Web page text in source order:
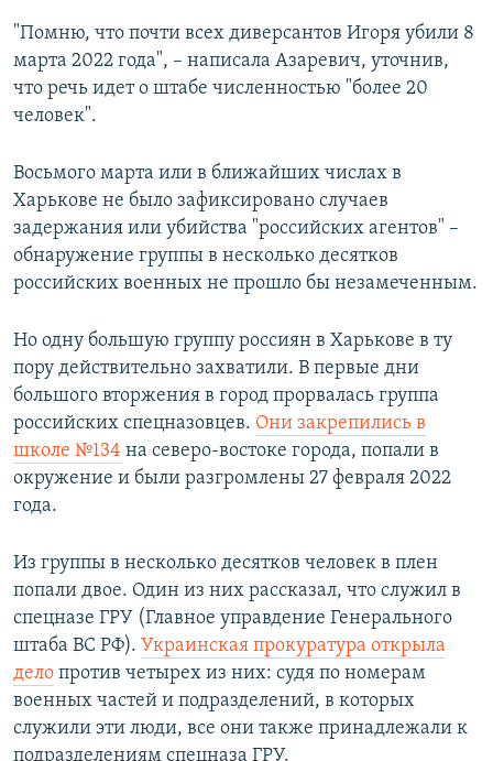
"Помню, что почти всех диверсантов Игоря убили 8
марта 2022 года", – написала Азаревич, уточнив,
что речь идет о штабе численностью "более 20
человек".
Восьмого марта или в ближайших числах в
Харькове не было зафиксировано случаев
задержания или убийства "российских агентов" –
обнаружение группы в несколько десятков
российских военных не прошло бы незамеченным.
Но одну большую группу россиян в Харькове в ту
пору действительно захватили. В первые дни
большого вторжения в город прорвалась группа
российских спецназовцев. Они закрепились в
школе №134 на северо-востоке города, попали в
окружение и были разгромлены 27 февраля 2022
года.
Из группы в несколько десятков человек в плен
попали двое. Один из них рассказал, что служил в
спецназе ГРУ (Главное управдение Генерального
штаба ВС РФ). Украинская прокуратура открыла
дело против четырех из них: судя по номерам
военных частей и подразделений, в которых
служили эти люди, все они также принадлежали к
подразделениям спецназа ГРУ.